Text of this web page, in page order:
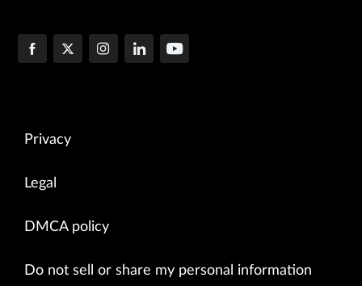
Privacy
Legal
DMCA policy
Do not sell or share my personal information